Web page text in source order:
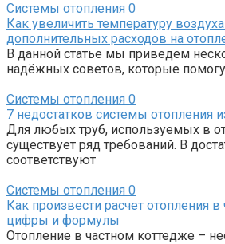
Системы отопления 0
Как увеличить температуру
дополнительных расходов на
В данной статье мы приведем
надёжных советов, которые
Системы отопления 0
7 недостатков системы отопления
Для любых труб, используемых в
существует ряд требований. В
соответствуют
Системы отопления 0
Как произвести расчет отопления
цифры и формулы
Отопление в частном коттедже –